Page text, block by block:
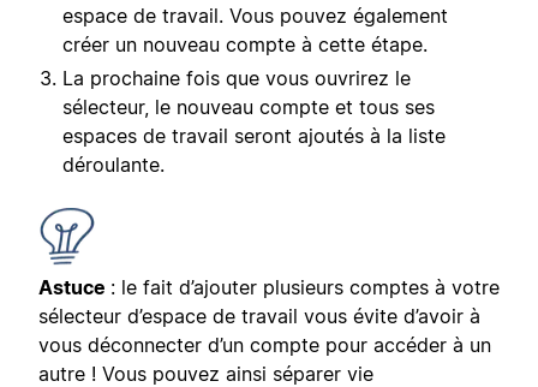
espace de travail. Vous pouvez également
créer un nouveau compte à cette étape.
La prochaine fois que vous ouvrirez le
sélecteur, le nouveau compte et tous ses
espaces de travail seront ajoutés à la liste
déroulante.
Astuce : le fait d’ajouter plusieurs comptes à votre
sélecteur d’espace de travail vous évite d’avoir à
vous déconnecter d’un compte pour accéder à un
autre ! Vous pouvez ainsi séparer vie